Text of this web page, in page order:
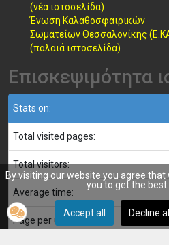
(νέα ιστοσελίδα)
Ένωση Καλαθοσφαιρικών
Σωματείων Θεσσαλονίκης
(παλαιά ιστοσελίδα)
Επισκεψιμότητα
Stats on:
Total visited pages:
Total visitors:
Average time:
Page per user:
By visiting our website you agree
you to get the best
Accept all Decline all